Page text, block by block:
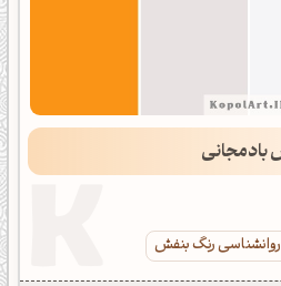
بادمجانی
روانشناسی رنگ بنفش